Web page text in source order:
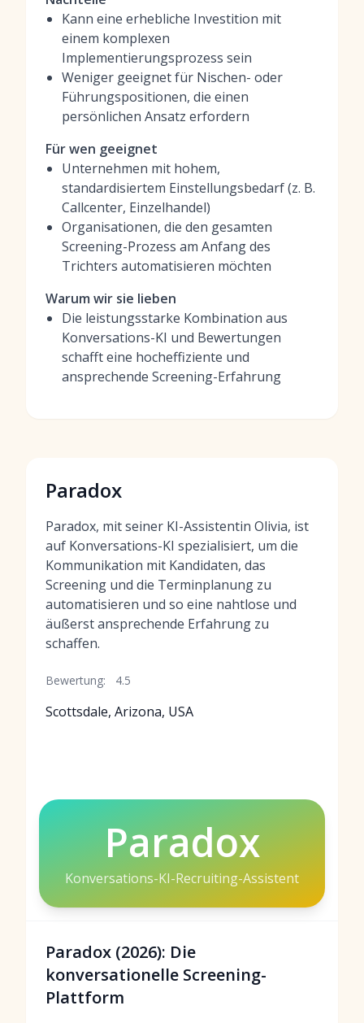
Kann eine erhebliche Investition mit
einem komplexen
Implementierungsprozess sein
Weniger geeignet für Nischen- oder
Führungspositionen, die einen
persönlichen Ansatz erfordern
Für wen geeignet
Unternehmen mit hohem,
standardisiertem Einstellungsbedarf (z. B.
Callcenter, Einzelhandel)
Organisationen, die den gesamten
Screening-Prozess am Anfang des
Trichters automatisieren möchten
Warum wir sie lieben
Die leistungsstarke Kombination aus
Konversations-KI und Bewertungen
schafft eine hocheffiziente und
ansprechende Screening-Erfahrung
Paradox
Paradox, mit seiner KI-Assistentin Olivia, ist
auf Konversations-KI spezialisiert, um die
Kommunikation mit Kandidaten, das
Screening und die Terminplanung zu
automatisieren und so eine nahtlose und
äußerst ansprechende Erfahrung zu
schaffen.
Bewertung: 4.5
Scottsdale, Arizona, USA
Paradox
Konversations-KI-Recruiting-Assistent
Paradox (2026): Die
konversationelle Screening-
Plattform